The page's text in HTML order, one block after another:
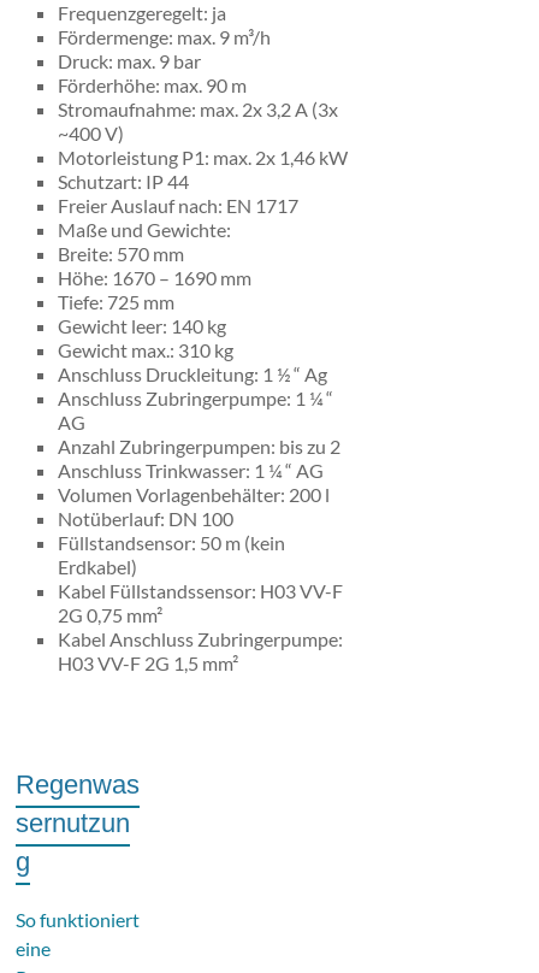
Frequenzgeregelt: ja
Fördermenge: max. 9 m³/h
Druck: max. 9 bar
Förderhöhe: max. 90 m
Stromaufnahme: max. 2x 3,2 A (3x
~400 V)
Motorleistung P1: max. 2x 1,46 kW
Schutzart: IP 44
Freier Auslauf nach: EN 1717
Maße und Gewichte:
Breite: 570 mm
Höhe: 1670 – 1690 mm
Tiefe: 725 mm
Gewicht leer: 140 kg
Gewicht max.: 310 kg
Anschluss Druckleitung: 1 ½ “ Ag
Anschluss Zubringerpumpe: 1 ¼ “
AG
Anzahl Zubringerpumpen: bis zu 2
Anschluss Trinkwasser: 1 ¼ “ AG
Volumen Vorlagenbehälter: 200 l
Notüberlauf: DN 100
Füllstandsensor: 50 m (kein
Erdkabel)
Kabel Füllstandssensor: H03 VV-F
2G 0,75 mm²
Kabel Anschluss Zubringerpumpe:
H03 VV-F 2G 1,5 mm²
Regenwas
sernutzun
g
So funktioniert
eine